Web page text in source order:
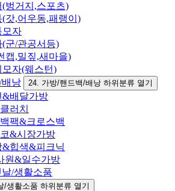
벙거지,스포츠)
갓,어우동,패랭이)
모자
군/관공서등)
캡,밀짚,새마을)
자(웨스턴)
배낭
24. 가방/핸드백/배낭 하위분류 열기
&배달가방
러치
팩&크로스백
&시장가방
&힙색&피크닉
원&일수가방
/생활소품
/생활소품 하위분류 열기